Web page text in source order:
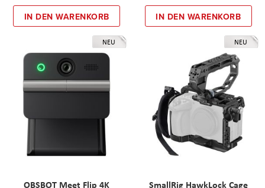
IN DEN WARENKORB IN DEN WARENKORB
NEU
OBSBOT Meet Flip 4K
NEU
SmallRig HawkLock Cage